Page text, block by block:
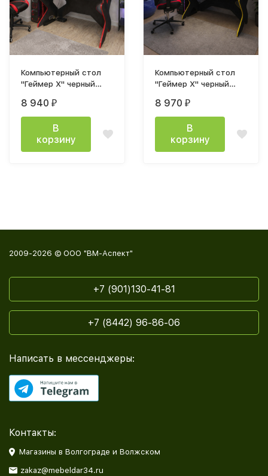
Компьютерный стол
"Геймер Х" черный
8 940 ₽
В
корзину
Компьютерный стол
"Геймер Х" черный
8 970 ₽
В
корзину
2009-2026 © ООО "ВМ-Аспект"
+7 (901)130-41-81
+7 (8442) 96-86-06
Написать в мессенджеры:
Контакты:
Магазины в Волгограде и Волжском
zakaz@mebeldar34.ru